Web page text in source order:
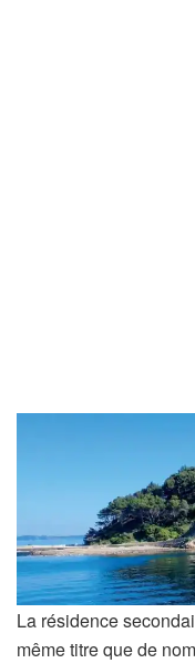
La résidence
même titre que de